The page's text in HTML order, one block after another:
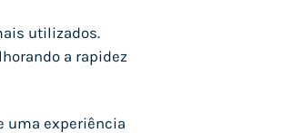
utilizados.
a rapidez
uma experiência